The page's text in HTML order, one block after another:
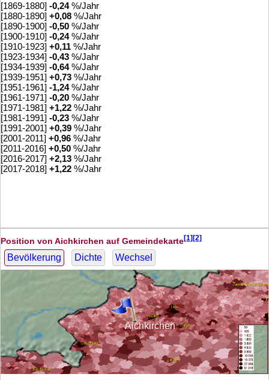
[1869-1880] -0,24%/Jahr
[1880-1890] +0,08 %/Jahr
[1890-1900] -0,50 %/Jahr
[1900-1910] -0,24%/Jahr
[1910-1923] +0,11 %/Jahr
[1923-1934] -0,43 %/Jahr
[1934-1939] -0,64%/Jahr
[1939-1951] +0,73 %/Jahr
[1951-1961] -1,24%/Jahr
[1961-1971] -0,20 %/Jahr
[1971-1981] +1,22 %/Jahr
[1981-1991] -0,23 %/Jahr
[1991-2001] +0,39 %/Jahr
[2001-2011] +0,96 %/Jahr
[2011-2016] +0,50 %/Jahr
[2016-2017] +2,13 %/Jahr
[2017-2018] +1,22 %/Jahr
Position von Aichkirchen auf Gemeindekarte[1][2]
Bevölkerung Dichte Wechsel
Aichkirchen